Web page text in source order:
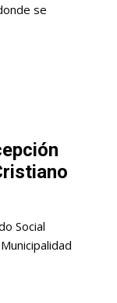
se
Social